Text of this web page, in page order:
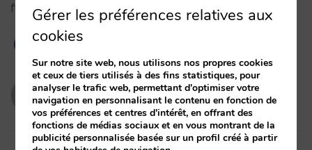
fidélisation des clients.…
gabrielacarranza
17/10/2024
Gérer les préférences relatives aux
cookies
Sur notre site web, nous utilisons nos propres cookies
et ceux de tiers utilisés à des fins statistiques, pour
analyser le trafic web, permettant d'optimiser votre
navigation en personnalisant le contenu en fonction de
vos préférences et centres d'intérêt, en offrant des
fonctions de médias sociaux et en vous montrant de la
publicité personnalisée basée sur un profil créé à partir